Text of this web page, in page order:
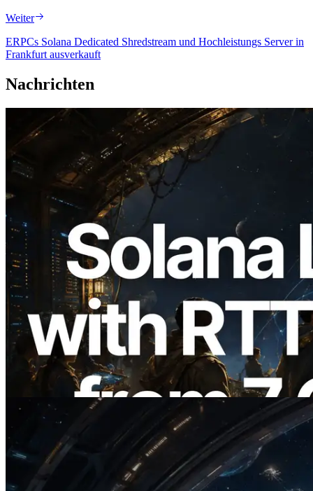
Weiter
ERPCs Solana Dedicated Shredstream und Hochleistungs Server in
Frankfurt ausverkauft
Nachrichten
2026.08.05
ERPC erweitert Solana Leader Slot API
um Ping-Messung aus 7 globalen
Regionen — Validators Information API
ebenfalls gestartet
Lesen Sie diesen Artikel